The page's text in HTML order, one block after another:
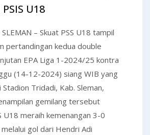
U18
SLEMAN – Skuat PSS U18 tampil
pertandingan kedua double
EPA Liga 1-2024/25 kontra
(14-12-2024) siang WIB yang
Tridadi, Kab. Sleman,
gemilang tersebut
U18 meraih kemenangan 3-0
gol dari Hendri Adi